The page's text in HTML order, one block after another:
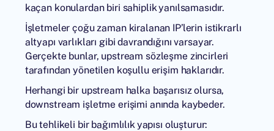
kaçan konulardan biri sahiplik yanılsamasıdır.
İşletmeler çoğu zaman kiralanan IP’lerin istikrarlı
altyapı varlıkları gibi davrandığını varsayar.
Gerçekte bunlar, upstream sözleşme zincirleri
tarafından yönetilen koşullu erişim haklarıdır.
Herhangi bir upstream halka başarısız olursa,
downstream işletme erişimi anında kaybeder.
Bu tehlikeli bir bağımlılık yapısı oluşturur: